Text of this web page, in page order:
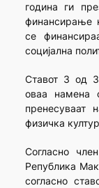
година ги
финансирање
се
социјална
Ставот 3 од
оваа намена
пренесуваат
физичка
Согласно
Република
согласно